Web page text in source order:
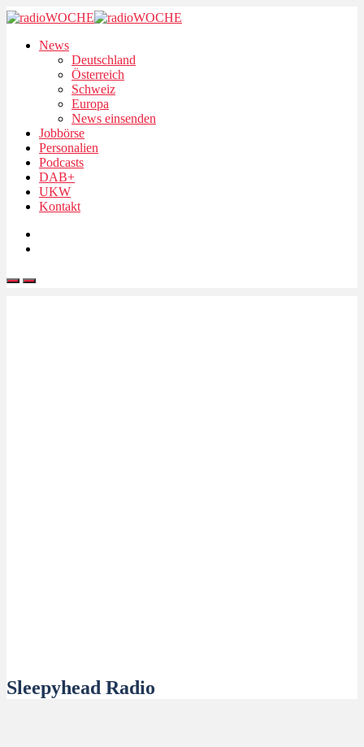
News
Deutschland
Österreich
Schweiz
Europa
News einsenden
Jobbörse
Personalien
Podcasts
DAB+
UKW
Kontakt
Sleepyhead Radio